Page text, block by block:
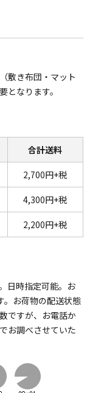
敷き布団・マット
となります。
合計送料
2,700円+税
4,300円+税
2,200円+税
日時指定可能。お
。お荷物の配送状態
ですが、お電話か
お調べさせていた